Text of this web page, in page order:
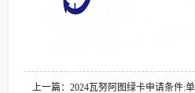
上一篇：2024瓦努阿图绿卡申请条件: